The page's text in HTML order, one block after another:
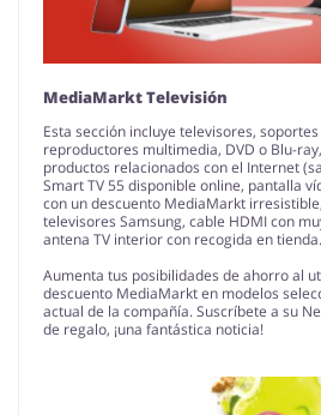
MediaMarkt Televisión
Esta sección incluye televisores,
reproductores multimedia, DVD o Blu-
productos relacionados con el Internet
Smart TV 55 disponible online, pantalla
con un descuento MediaMarkt
televisores Samsung, cable HDMI con
antena TV interior con recogida en
Aumenta tus posibilidades de ahorro al
descuento MediaMarkt en modelos
actual de la compañía. Suscríbete a su
de regalo, ¡una fantástica noticia!